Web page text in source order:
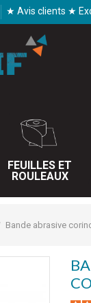
★ Avis clients ★
FEUILLES ET
ROULEAUX
Bande abrasive